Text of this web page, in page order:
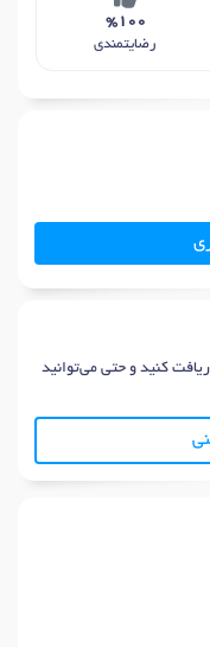
%100
رضایتمندی
کنید و حتی می‌توانید